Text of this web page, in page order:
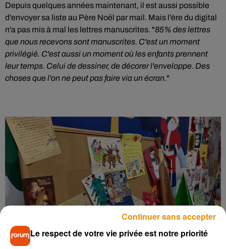
Depuis quelques années maintenant, il est aussi possible
d'envoyer sa liste au Père Noël par mail. Mais l'ère du digital
n'a pas mis à mal les lettres manuscrites. "85% des lettres
que nous recevons sont manuscrites. C'est un moment
privilégié. C'est aussi un moment où les enfants prennent
leur temps. Celui de dessiner, de décorer l'enveloppe. Des
choses que l'on ne peut pas faire via un écran."
Les plus belles lettres et enveloppes sont exposées dans les
Le respect de votre vie privée est notre priorité
Continuer sans accepter